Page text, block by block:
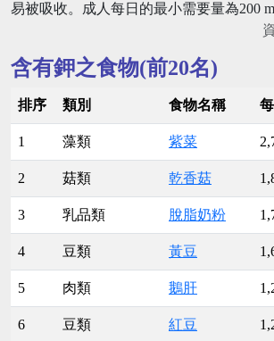
易被吸收。成人每日的最小需要量為200
含有鉀之食物(前20名)
排序 類別 食物名稱
1 藻類 紫菜
2 菇類 乾香菇
3 乳品類 脫脂奶粉
4 豆類 黃豆
5 肉類 鵝肝
6 豆類 紅豆